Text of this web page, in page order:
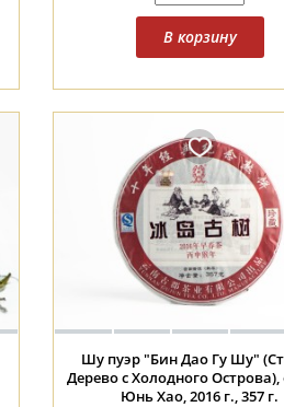
Шу пуэр "Бин Дао Гу Шу"
Дерево с Холодного Острова),
Юнь Хао, 2016 г., 357 г.